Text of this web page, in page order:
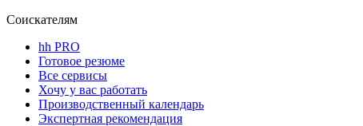
Соискателям
hh PRO
Готовое резюме
Все сервисы
Хочу у вас работать
Производственный календарь
Экспертная рекомендация